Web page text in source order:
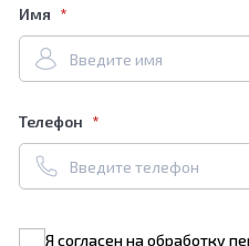
Имя
Телефон
Я согласен наобработку